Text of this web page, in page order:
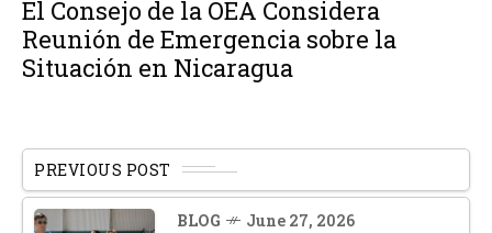
El Consejo de la OEA Considera
Reunión de Emergencia sobre la
Situación en Nicaragua
PREVIOUS POST
BLOG June 27, 2026